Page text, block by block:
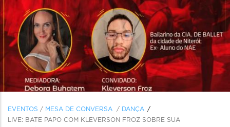
EVENTOS / MESA DE CONVERSA / DANÇA
LIVE: BATE PAPO COM KLEVERSON FROZ SOBRE SUA